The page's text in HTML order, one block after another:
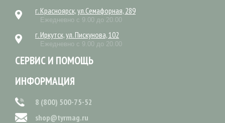
г. Красноярск, ул.Семафорная, 289
Ежедневно с 9.00 до 20.00
г. Иркутск, ул. Пискунова, 102
Ежедневно с 9.00 до 20.00
СЕРВИС И ПОМОЩЬ
ИНФОРМАЦИЯ
8 (800) 500-75-52
shop@tyrmag.ru